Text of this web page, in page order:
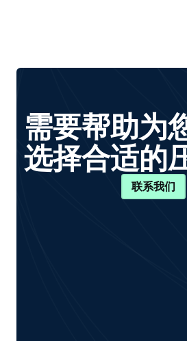
需要帮助为
选择合适的
联系我们